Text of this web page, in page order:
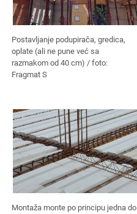
Postavljanje podupirača, gredica,
oplate (ali ne pune već sa
razmakom od 40 cm) / foto:
Fragmat S
Montaža monte po principu jedna do